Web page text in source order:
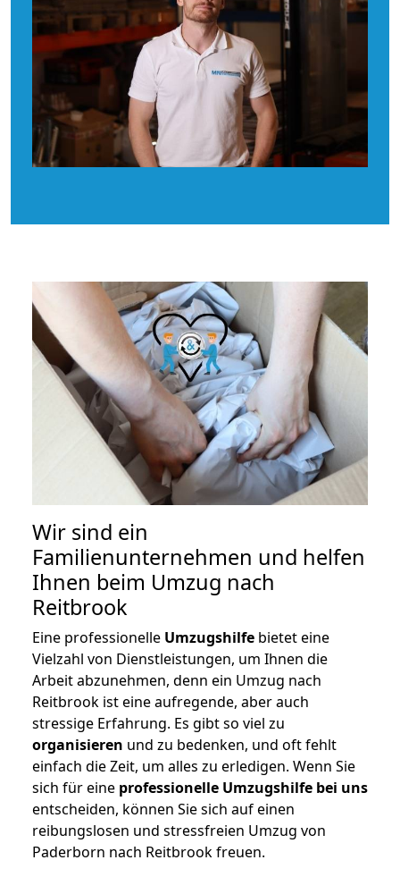
Wir sind ein
Familienunternehmen und helfen
Ihnen beim Umzug nach
Reitbrook
Eine professionelle Umzugshilfe bietet eine
Vielzahl von Dienstleistungen, um Ihnen die
Arbeit abzunehmen, denn ein Umzug nach
Reitbrook ist eine aufregende, aber auch
stressige Erfahrung. Es gibt so viel zu
organisieren und zu bedenken, und oft fehlt
einfach die Zeit, um alles zu erledigen. Wenn Sie
sich für eine professionelle Umzugshilfe bei uns
entscheiden, können Sie sich auf einen
reibungslosen und stressfreien Umzug von
Paderborn nach Reitbrook freuen.